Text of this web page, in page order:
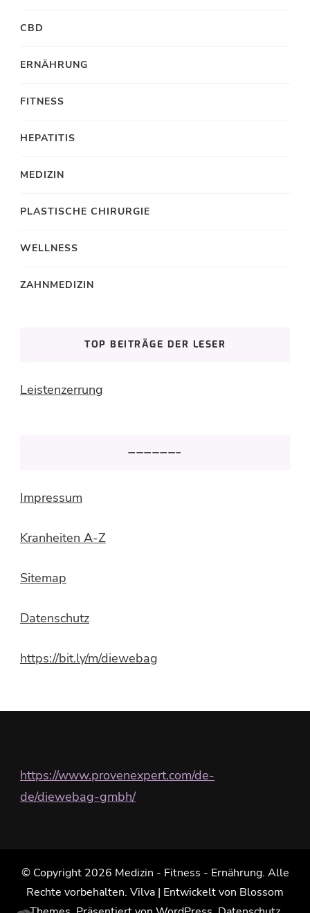
CBD
ERNÄHRUNG
FITNESS
HEPATITIS
MEDIZIN
PLASTISCHE CHIRURGIE
WELLNESS
ZAHNMEDIZIN
TOP BEITRÄGE DER LESER
Leistenzerrung
——————–
Impressum
Kranheiten A-Z
Sitemap
Datenschutz
https://bit.ly/m/diewebag
https://www.provenexpert.com/de-
de/diewebag-gmbh/
© Copyright 2026 Medizin - Fitness - Ernährung. Alle
Rechte vorbehalten. Vilva | Entwickelt von Blossom